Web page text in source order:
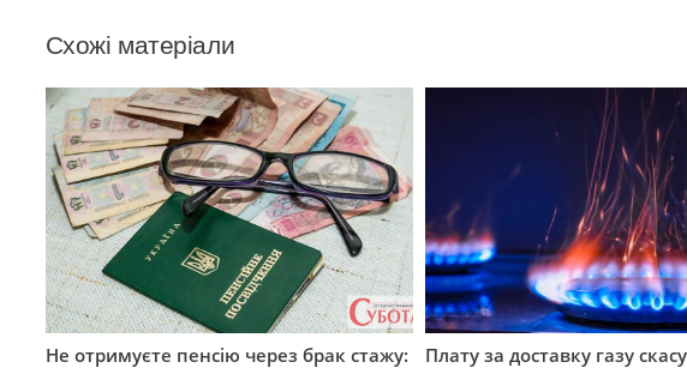
Схожі матеріали
Не отримуєте пенсію через брак стажу:
Плату за доставку газу